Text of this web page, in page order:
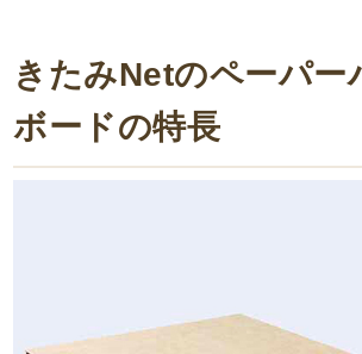
きたみNetのペーパー
ボードの特長